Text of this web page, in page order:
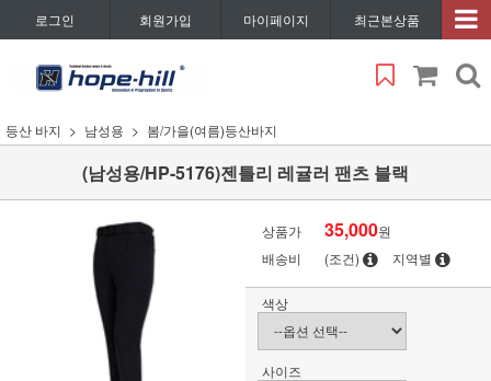
로그인 회원가입 마이페이지 최근본상품
등산 바지 남성용 봄/가을(여름)등산바지
(남성용/HP-5176)젠틀리 레귤러 팬츠 블랙
상품가 35,000원
배송비
(조건) 지역별
색상
사이즈